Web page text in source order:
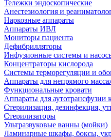
Тележки эндоскопические
Анестезиология и
Наркозные аппараты
Аппараты ИВЛ
Мониторы пациента
Дефибрилляторы
Инфузионные системы и
Концентраторы кислорода
Системы терморегуляции и
Аппараты для непрямого
Функциональные кровати
Аппараты для аутотрансфузии
Стерилизация, дезинфекция,
Стерилизаторы
Ультразвуковые ванны (мойки)
Ламинарные шкафы, боксы,